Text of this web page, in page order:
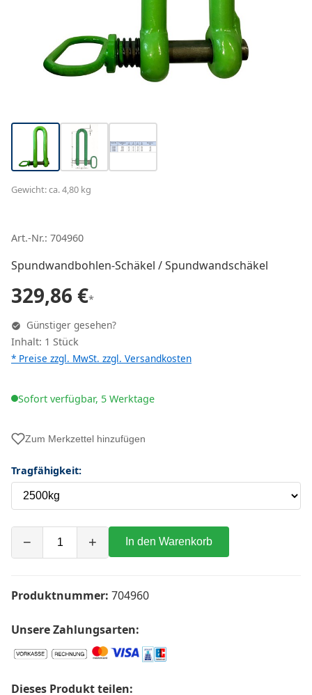
Gewicht: ca. 4,80 kg
Art.-Nr.: 704960
Spundwandbohlen-Schäkel / Spundwandschäkel
329,86 €*
Günstiger gesehen?
Inhalt: 1 Stück
* Preise zzgl. MwSt. zzgl. Versandkosten
Sofort verfügbar, 5 Werktage
Zum Merkzettel hinzufügen
Tragfähigkeit:
− + In den Warenkorb
Produktnummer: 704960
Unsere Zahlungsarten:
Dieses Produkt teilen: